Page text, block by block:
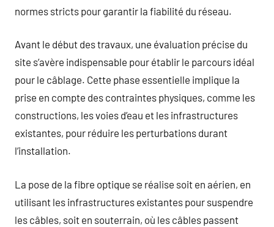
normes stricts pour garantir la fiabilité du réseau.
Avant le début des travaux, une évaluation précise du
site s’avère indispensable pour établir le parcours idéal
pour le câblage. Cette phase essentielle implique la
prise en compte des contraintes physiques, comme les
constructions, les voies d’eau et les infrastructures
existantes, pour réduire les perturbations durant
l’installation.
La pose de la fibre optique se réalise soit en aérien, en
utilisant les infrastructures existantes pour suspendre
les câbles, soit en souterrain, où les câbles passent